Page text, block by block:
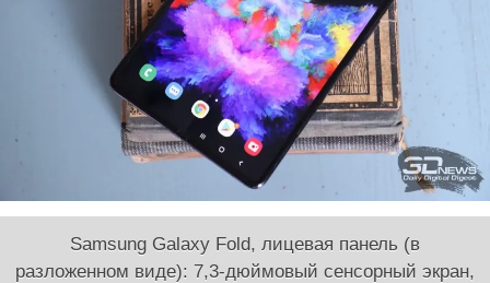
Samsung Galaxy Fold, лицевая панель (в
разложенном виде): 7,3-дюймовый сенсорный экран,